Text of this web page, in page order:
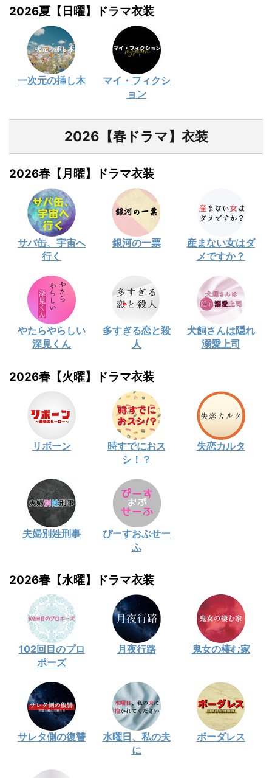
2026夏【日曜】ドラマ衣装
一次元の挿し木
マイ・フィクシ
ョン
2026【春ドラマ】衣装
2026春【月曜】ドラマ衣装
サバ缶、宇宙へ
行く
銀河の一票
産まない女はダ
メですか？
やたらやらしい
深見くん
多すぎる恋と殺
人
犬飼さんは隠れ
溺愛上司
2026春【火曜】ドラマ衣装
リボーン
時すでにおス
シ！？
失恋カルタ
夫婦別姓刑事
ぴーすおぶせー
ふ
2026春【水曜】ドラマ衣装
102回目のプロ
ポーズ
月夜行路 鬼女の棲む家
サレタ側の復讐
水曜日、私の夫
に
ボーダレス